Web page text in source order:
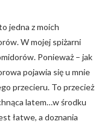
jedna z moich
W mojej spiżarni
Ponieważ – jak
pojawia się u mnie
przecieru. To przecież
latem…w środku
łatwe, a doznania